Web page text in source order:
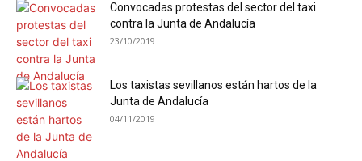
Convocadas protestas del sector del taxi
contra la Junta de Andalucía
23/10/2019
Los taxistas sevillanos están hartos de la
Junta de Andalucía
04/11/2019